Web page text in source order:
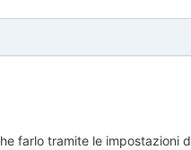
farlo tramite le